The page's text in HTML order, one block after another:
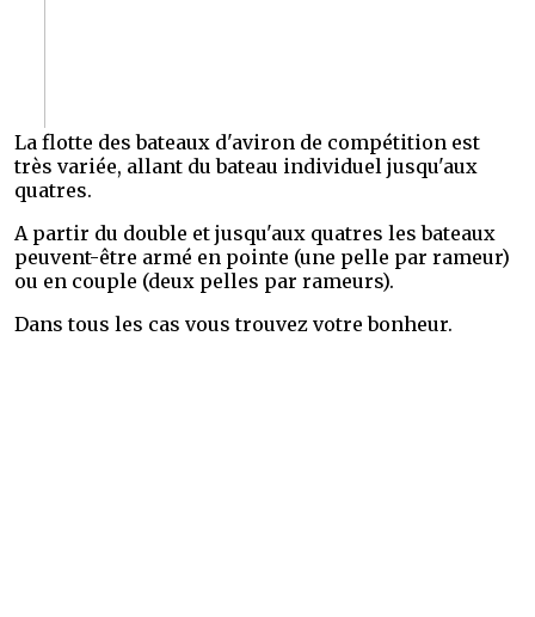
La flotte des bateaux d'aviron de compétition est
très variée, allant du bateau individuel jusqu'aux
quatres.
A partir du double et jusqu'aux quatres les bateaux
peuvent-être armé en pointe (une pelle par rameur)
ou en couple (deux pelles par rameurs).
Dans tous les cas vous trouvez votre bonheur.